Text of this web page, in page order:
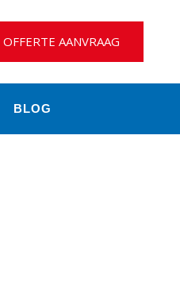
OFFERTE AANVRAAG
BLOG